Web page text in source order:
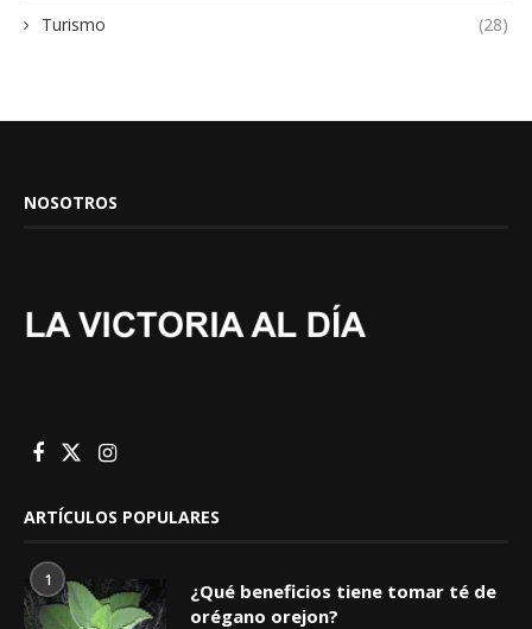
Turismo (28)
NOSOTROS
ARTÍCULOS POPULARES
1
¿Qué beneficios tiene tomar té de
orégano orejon?